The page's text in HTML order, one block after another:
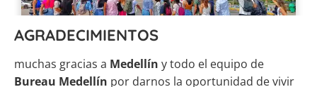
AGRADECIMIENTOS
muchas gracias a Medellín y todo el equipo de
Bureau Medellín por darnos la oportunidad de vivir